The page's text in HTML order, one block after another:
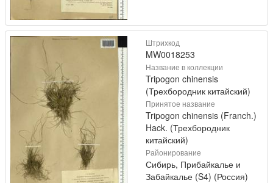
Штрихкод
MW0018253
Название в коллекции
Tripogon chinensis
(Трехбородник китайский)
Принятое название
Tripogon chinensis (Franch.)
Hack. (Трехбородник
китайский)
Районирование
Сибирь, Прибайкалье и
Забайкалье (S4) (Россия)